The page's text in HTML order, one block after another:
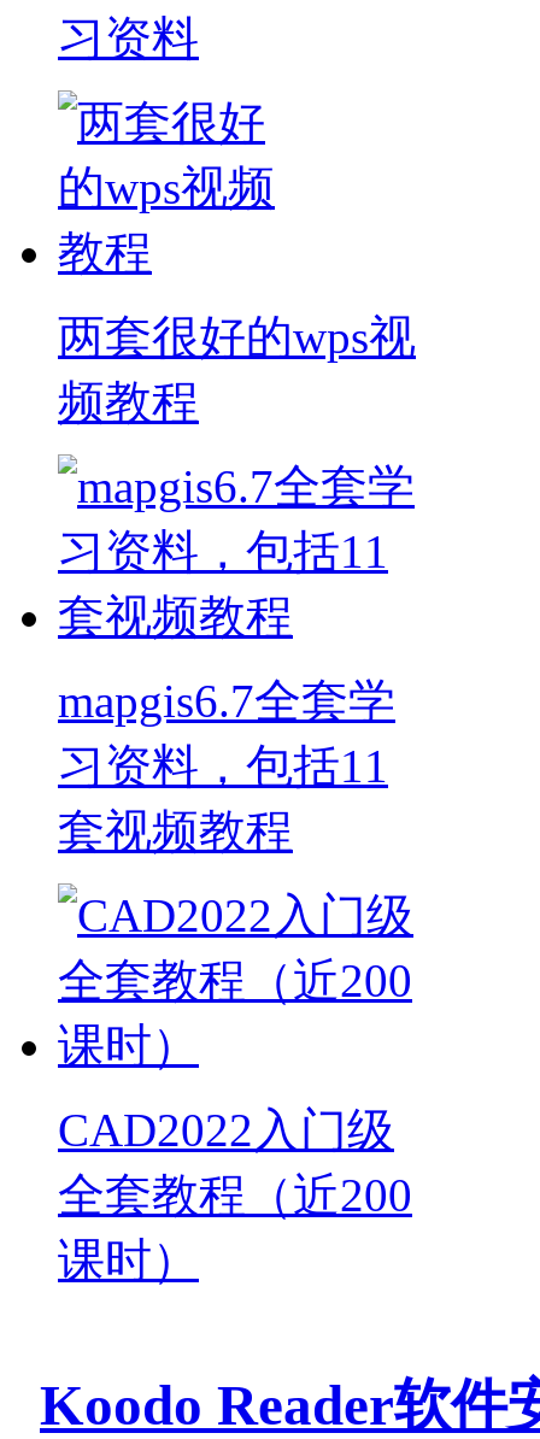
习资料
两套很好的wps视
频教程
mapgis6.7全套学
习资料，包括11
套视频教程
CAD2022入门级
全套教程（近200
课时）
Koodo Reader软件